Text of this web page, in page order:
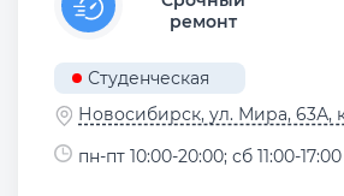
ремонт
Студенческая
Новосибирск, ул. Мира, 63А,
пн-пт 10:00-20:00; сб 11:00-17:00